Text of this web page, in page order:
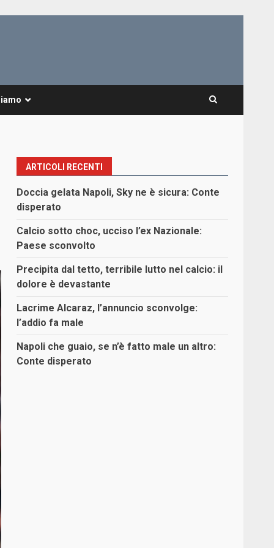
ARTICOLI RECENTI
Doccia gelata Napoli, Sky ne è sicura: Conte
disperato
Calcio sotto choc, ucciso l’ex Nazionale:
Paese sconvolto
Precipita dal tetto, terribile lutto nel calcio: il
dolore è devastante
Lacrime Alcaraz, l’annuncio sconvolge:
l’addio fa male
Napoli che guaio, se n’è fatto male un altro:
Conte disperato